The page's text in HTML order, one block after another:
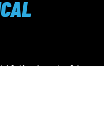
Gráfica Argentina S.A.